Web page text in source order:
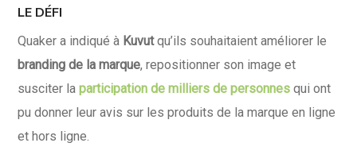
LE DÉFI
Quaker a indiqué à Kuvutqu’ils souhaitaient améliorer le
branding de la marque, repositionner son image et
susciter laparticipation de milliers de personnes qui ont
pu donner leur avis sur les produits de la marque en ligne
et hors ligne.